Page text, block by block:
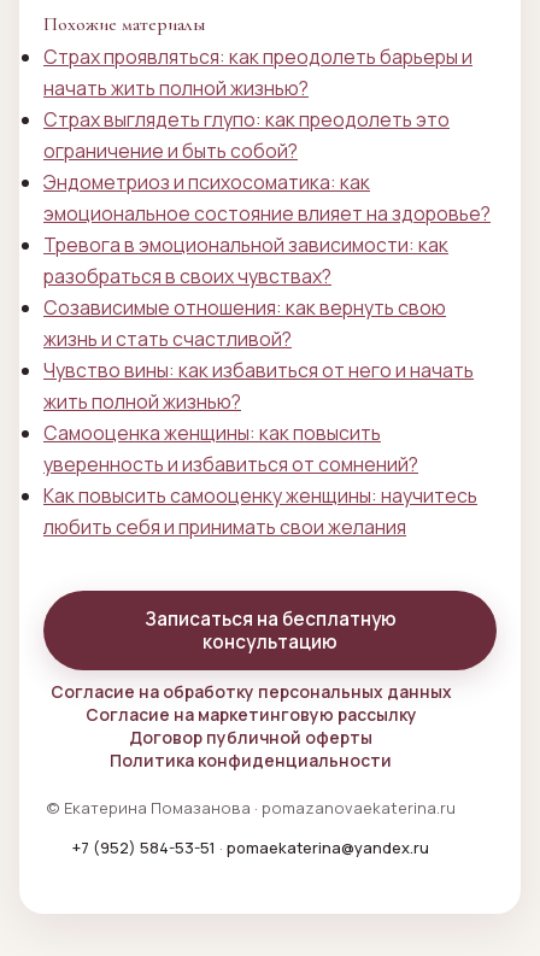
Похожие материалы
Страх проявляться: как преодолеть барьеры и
начать жить полной жизнью?
Страх выглядеть глупо: как преодолеть это
ограничение и быть собой?
Эндометриоз и психосоматика: как
эмоциональное состояние влияет на здоровье?
Тревога в эмоциональной зависимости: как
разобраться в своих чувствах?
Созависимые отношения: как вернуть свою
жизнь и стать счастливой?
Чувство вины: как избавиться от него и начать
жить полной жизнью?
Самооценка женщины: как повысить
уверенность и избавиться от сомнений?
Как повысить самооценку женщины: научитесь
любить себя и принимать свои желания
Записаться на бесплатную
консультацию
Согласие на обработку персональных данных
Согласие на маркетинговую рассылку
Договор публичной оферты
Политика конфиденциальности
© Екатерина Помазанова · pomazanovaekaterina.ru
+7 (952) 584-53-51 · pomaekaterina@yandex.ru